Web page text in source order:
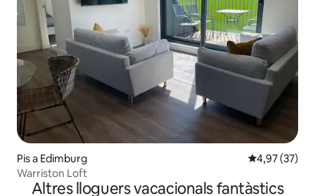
Pis a Edimburg 4,97 de
4,97 (37)
Warriston Loft
Altres lloguers vacacionals fantàstics